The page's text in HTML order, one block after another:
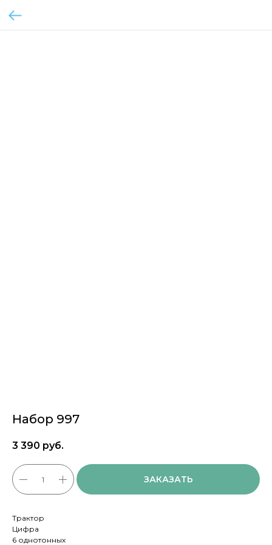
Набор 997
3 390 руб.
ЗАКАЗАТЬ
Трактор
Цифра
6 однотонных